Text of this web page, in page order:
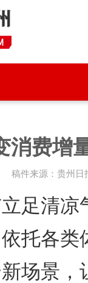
消费增
稿件来源：贵州日
足清凉
托各类
场景，